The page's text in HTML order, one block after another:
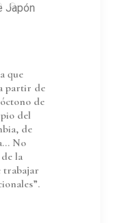
que
partir de
de
del
de
No
la
trabajar